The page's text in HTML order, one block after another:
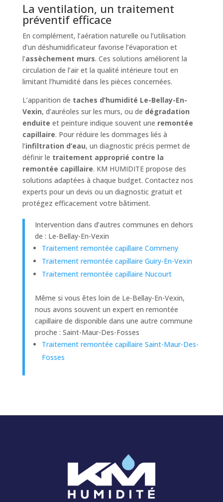
La ventilation, un traitement
préventif efficace
En complément, l’aération naturelle ou l’utilisation
d’un déshumidificateur favorise l’évaporation et
l’assèchement murs. Ces solutions améliorent la
circulation de l’air et la qualité intérieure tout en
limitant l’humidité dans les pièces concernées.
L’apparition de taches d’humidité Le-Bellay-En-
Vexin, d’auréoles sur les murs, ou de dégradation
enduite et peinture indique souvent une remontée
capillaire. Pour réduire les dommages liés à
l’infiltration d’eau, un diagnostic précis permet de
définir le traitement approprié contre la
remontée capillaire. KM HUMIDITE propose des
solutions adaptées à chaque budget. Contactez nos
experts pour un devis ou un diagnostic gratuit et
protégez efficacement votre bâtiment.
Intervention dans d’autres communes en dehors
de : Le-Bellay-En-Vexin
Traitement remontée capillaire Commeny
Traitement remontée capillaire Guiry-En-Vexin
Traitement remontée capillaire Nucourt
Même si vous êtes loin de Le-Bellay-En-Vexin,
nous avons souvent un expert en remontée
capillaire de disponible dans une autre commune
proche : Saint-Maur-Des-Fosses
Traitement remontée capillaire Saint-Maur-Des-
Fosses